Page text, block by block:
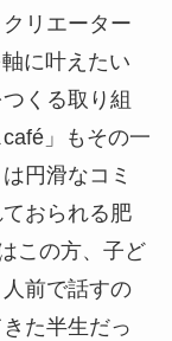
リエーター
に叶えたい
くる取り組
」もその一
円滑なコミ
おられる肥
この方、子ど
前で話すの
た半生だっ